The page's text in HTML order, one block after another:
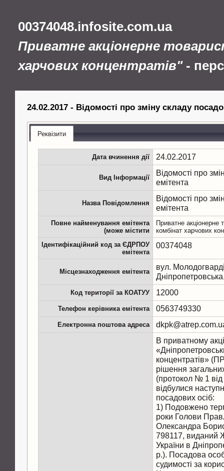
00374048.infosite.com.ua
Приватне акціонерне
харчових концентратів"-
24.02.2017 - Відомості про зміну складу
Реквізити
Дата вчинення дії 24.02.2017
Вид Інформації
Відомості про
емітента
Назва Повідомлення
Відомості про
емітента
Повне найменування емітента
(може містити
Приватне акціонерне
комбінат харчових
Ідентифікаційний код за ЄДРПОУ
емітента
00374048
Місцезнаходження емітента
вул.
Код території за КОАТУУ 12000
Телефон керівника емітента 0563749330
Електронна поштова адреса
В приватному
концентратів»
рішення
(протокол № 1
відбулися
посадових осіб:
1) Подовжено
роки Голови
Олександра
798117,
України в
р.). Посадова
судимості за